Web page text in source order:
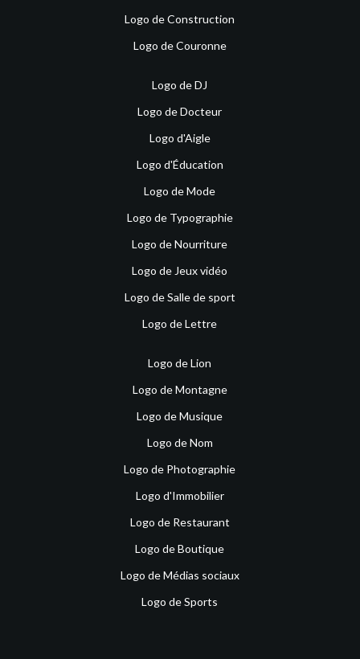
Logo de Construction
Logo de Couronne
Logo de DJ
Logo de Docteur
Logo d'Aigle
Logo d'Éducation
Logo de Mode
Logo de Typographie
Logo de Nourriture
Logo de Jeux vidéo
Logo de Salle de sport
Logo de Lettre
Logo de Lion
Logo de Montagne
Logo de Musique
Logo de Nom
Logo de Photographie
Logo d'Immobilier
Logo de Restaurant
Logo de Boutique
Logo de Médias sociaux
Logo de Sports